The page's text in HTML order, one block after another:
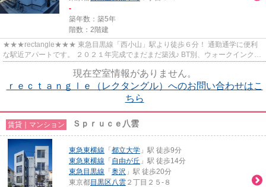
-
築年数：築5年
階数：2階建
★★★rectangle★★★ 東急目黒線「西小山」駅より徒歩６分！ 通勤通学に便利
な駅近アパートです。 ２０２１年完成でまだまだ築浅♪ BT別、ウォークインクロ
現在空室情報がありません。
ｒｅｃｔａｎｇｌｅ（レクタングル）へのお問い合わせはこ
ちら
賃貸｜マンション Ｓｐｒｕｃｅ八雲
東急東横線 「 都立大学 」駅 徒歩9分
東急東横線 「 自由が丘 」駅 徒歩14分
東急目黒線 「 奥沢 」駅 徒歩20分
東京都目黒区八雲 ２丁目２５-８